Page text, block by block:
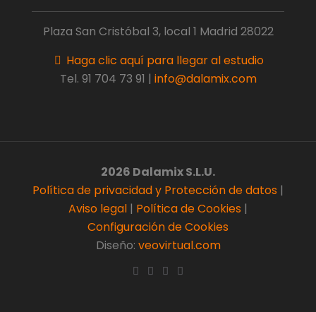
Plaza San Cristóbal 3, local 1 Madrid 28022
Haga clic aquí para llegar al estudio
Tel. 91 704 73 91 | info@dalamix.com
2026 Dalamix S.L.U.
Política de privacidad y Protección de datos |
Aviso legal | Política de Cookies |
Configuración de Cookies
Diseño: veovirtual.com